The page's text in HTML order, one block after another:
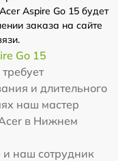
Aspire Go 15 будет
заказа на сайте
Go 15
и длительного
наш мастер
в Нижнем
и наш сотрудник